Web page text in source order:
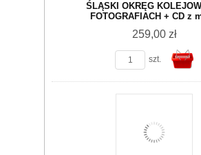
koszyka
ŚLĄSKI OKRĘG
FOTOGRAFIACH + CD z
259,00 zł
szt.